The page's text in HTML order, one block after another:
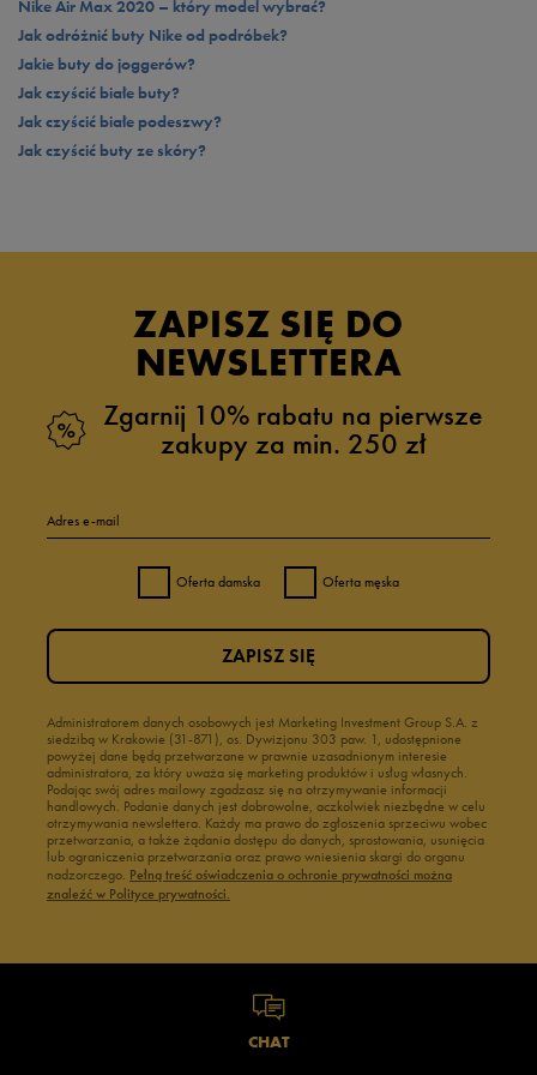
Nike Air Max 2020 – który model wybrać?
Jak odróżnić buty Nike od podróbek?
Jakie buty do joggerów?
Jak czyścić białe buty?
Jak czyścić białe podeszwy?
Jak czyścić buty ze skóry?
ZAPISZ SIĘ DO
NEWSLETTERA
Zgarnij 10% rabatu na pierwsze
zakupy za min. 250 zł
Adres e-mail
Oferta damska Oferta męska
Administratorem danych osobowych jest Marketing Investment Group S.A. z
siedzibą w Krakowie (31-871), os. Dywizjonu 303 paw. 1, udostępnione
powyżej dane będą przetwarzane w prawnie uzasadnionym interesie
administratora, za który uważa się marketing produktów i usług własnych.
Podając swój adres mailowy zgadzasz się na otrzymywanie informacji
handlowych. Podanie danych jest dobrowolne, aczkolwiek niezbędne w celu
otrzymywania newslettera. Każdy ma prawo do zgłoszenia sprzeciwu wobec
przetwarzania, a także żądania dostępu do danych, sprostowania, usunięcia
lub ograniczenia przetwarzania oraz prawo wniesienia skargi do organu
nadzorczego. Pełną treść oświadczenia o ochronie prywatności można
znaleźć w Polityce prywatności.
ZAPISZ SIĘ
CHAT